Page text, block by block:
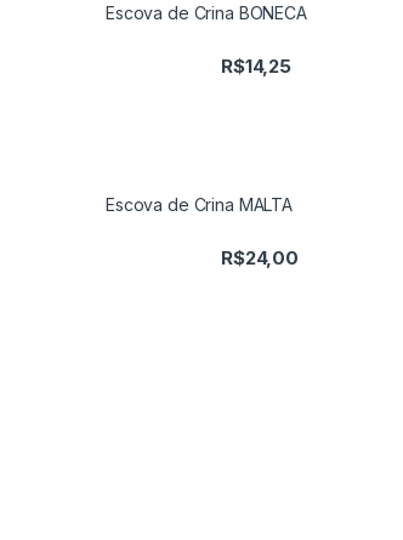
Escova de Crina BONECA
R$14,25
Escova de Crina MALTA
R$24,00